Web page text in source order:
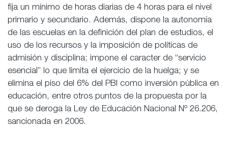
fija un mínimo de horas diarias de 4 horas para el nivel
primario y secundario. Además, dispone la autonomía
de las escuelas en la definición del plan de estudios, el
uso de los recursos y la imposición de políticas de
admisión y disciplina; impone el caracter de “servicio
esencial” lo que limita el ejercicio de la huelga; y se
elimina el piso del 6% del PBI como inversión pública en
educación, entre otros puntos de la propuesta por la
que se deroga la Ley de Educación Nacional Nº 26.206,
sancionada en 2006.